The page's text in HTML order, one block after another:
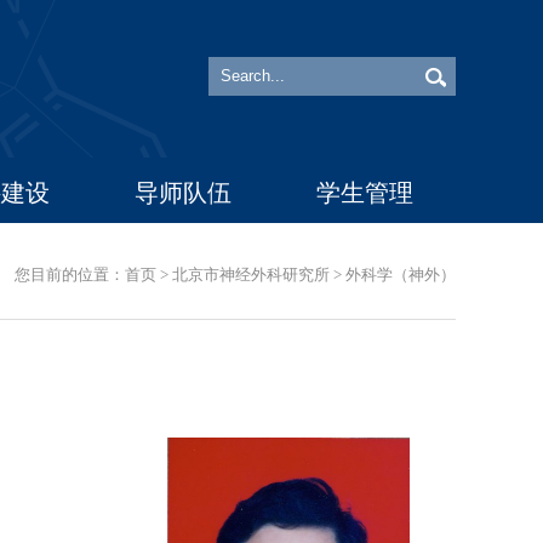
设 导师队伍 学生管理
您目前的位置： 首页 > 北京市神经外科研究所 > 外科学（神外）